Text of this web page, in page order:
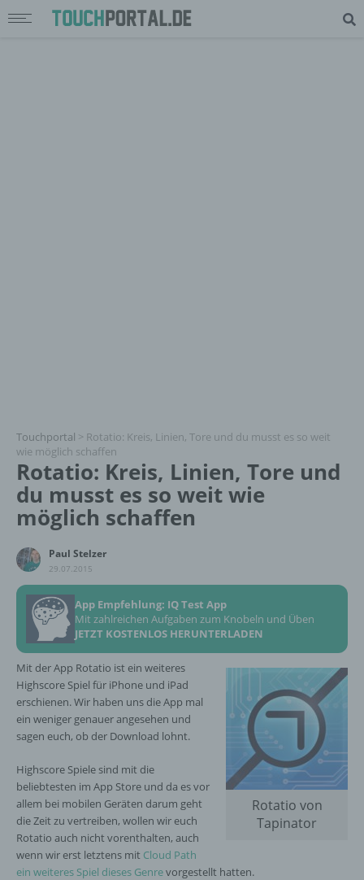
Touchportal > Rotatio: Kreis, Linien, Tore und du musst es so weit
wie möglich schaffen
Rotatio: Kreis, Linien, Tore und
du musst es so weit wie
möglich schaffen
Paul Stelzer
29.07.2015
App Empfehlung: IQ Test App
Mit zahlreichen Aufgaben zum Knobeln und Üben
JETZT KOSTENLOS HERUNTERLADEN
Rotatio von
Tapinator
Mit der App Rotatio ist ein weiteres
Highscore Spiel für iPhone und iPad
erschienen. Wir haben uns die App mal
ein weniger genauer angesehen und
sagen euch, ob der Download lohnt.
Highscore Spiele sind mit die
beliebtesten im App Store und da es vor
allem bei mobilen Geräten darum geht
die Zeit zu vertreiben, wollen wir euch
Rotatio auch nicht vorenthalten, auch
wenn wir erst letztens mit Cloud Path
ein weiteres Spiel dieses Genrevorgestellt hatten.